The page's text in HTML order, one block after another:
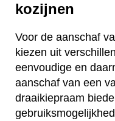
kozijnen
Voor de aanschaf
kiezen uit
eenvoudige en
aanschaf van een
draaikiepraam